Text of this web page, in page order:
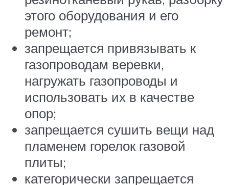
этого оборудования и его
ремонт;
запрещается привязывать к
газопроводам веревки,
нагружать газопроводы и
использовать их в качестве
опор;
запрещается сушить вещи над
пламенем горелок газовой
плиты;
категорически запрещается